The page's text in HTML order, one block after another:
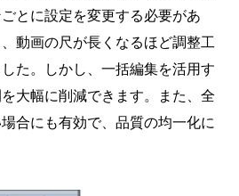
とに設定を変更する必要があ
動画の尺が長くなるほど調整工
た。しかし、一括編集を活用す
大幅に削減できます。また、全
合にも有効で、品質の均一化に